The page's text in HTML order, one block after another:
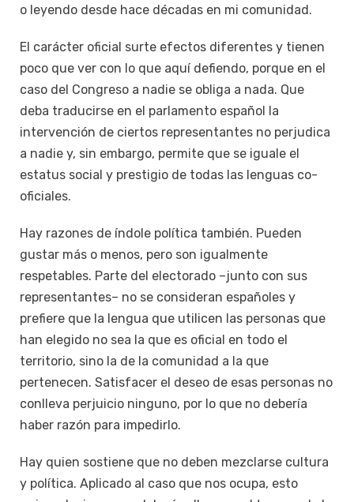
o leyendo desde hace décadas en mi comunidad.
El carácter oficial surte efectos diferentes y tienen
poco que ver con lo que aquí defiendo, porque en el
caso del Congreso a nadie se obliga a nada. Que
deba traducirse en el parlamento español la
intervención de ciertos representantes no perjudica
a nadie y, sin embargo, permite que se iguale el
estatus social y prestigio de todas las lenguas co-
oficiales.
Hay razones de índole política también. Pueden
gustar más o menos, pero son igualmente
respetables. Parte del electorado –junto con sus
representantes– no se consideran españoles y
prefiere que la lengua que utilicen las personas que
han elegido no sea la que es oficial en todo el
territorio, sino la de la comunidad a la que
pertenecen. Satisfacer el deseo de esas personas no
conlleva perjuicio ninguno, por lo que no debería
haber razón para impedirlo.
Hay quien sostiene que no deben mezclarse cultura
y política. Aplicado al caso que nos ocupa, esto